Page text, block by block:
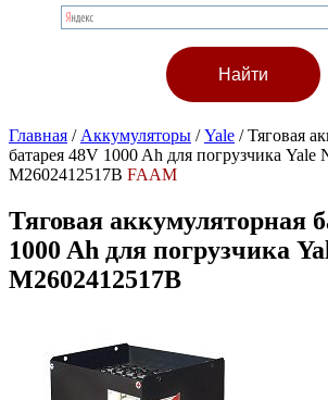
Главная / Аккумуляторы /Yale /Тяговая
батарея 48V 1000 Ah для погрузчика Yale
M2602412517B FAAM
Тяговая аккумуляторная
1000 Ah для погрузчика
M2602412517B